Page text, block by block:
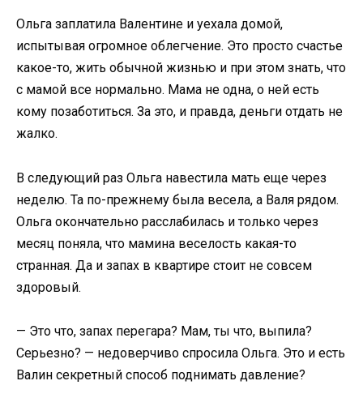
Ольга заплатила Валентине и уехала домой,
испытывая огромное облегчение. Это просто счастье
какое-то, жить обычной жизнью и при этом знать, что
с мамой все нормально. Мама не одна, о ней есть
кому позаботиться. За это, и правда, деньги отдать не
жалко.
В следующий раз Ольга навестила мать еще через
неделю. Та по-прежнему была весела, а Валя рядом.
Ольга окончательно расслабилась и только через
месяц поняла, что мамина веселость какая-то
странная. Да и запах в квартире стоит не совсем
здоровый.
— Это что, запах перегара? Мам, ты что, выпила?
Серьезно? — недоверчиво спросила Ольга. Это и есть
Валин секретный способ поднимать давление?